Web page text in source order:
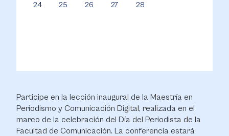
Participe en la lección inaugural de la Maestría en
Periodismo y Comunicación Digital, realizada en el
marco de la celebración del Día del Periodista de la
Facultad de Comunicación. La conferencia estará
24
25 26 27 28